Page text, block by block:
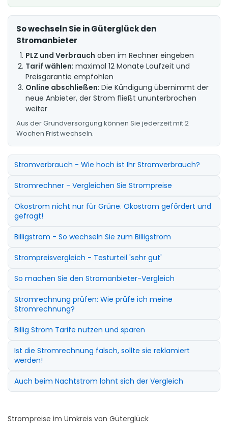
So wechseln Sie in Güterglück den
Stromanbieter
PLZ und Verbrauch oben im Rechner eingeben
Tarif wählen: maximal 12 Monate Laufzeit und
Preisgarantie empfohlen
Online abschließen: Die Kündigung übernimmt der
neue Anbieter, der Strom fließt ununterbrochen
weiter
Aus der Grundversorgung können Sie jederzeit mit 2
Wochen Frist wechseln.
Stromverbrauch - Wie hoch ist Ihr Stromverbrauch?
Stromrechner - Vergleichen Sie Strompreise
Ökostrom nicht nur für Grüne. Ökostrom gefördert und
gefragt!
Billigstrom - So wechseln Sie zum Billigstrom
Strompreisvergleich - Testurteil 'sehr gut'
So machen Sie den Stromanbieter-Vergleich
Stromrechnung prüfen: Wie prüfe ich meine
Stromrechnung?
Billig Strom Tarife nutzen und sparen
Ist die Stromrechnung falsch, sollte sie reklamiert
werden!
Auch beim Nachtstrom lohnt sich der Vergleich
Strompreise im Umkreis von Güterglück